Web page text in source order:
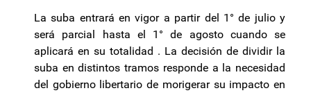
La suba entrará en vigor a partir del 1° de julio y
será parcial hasta el 1° de agosto cuando se
aplicará en su totalidad . La decisión de dividir la
suba en distintos tramos responde a la necesidad
del gobierno libertario de morigerar su impacto en